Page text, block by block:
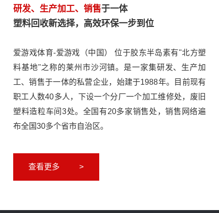
研发、生产加工、销售于一体
塑料回收新选择，高效环保一步到位
爱游戏体育-爱游戏（中国） 位于胶东半岛素有"北方塑
料基地"之称的莱州市沙河镇。是一家集研发、生产加
工、销售于一体的私营企业，始建于1988年。目前现有
职工人数40多人，下设一个分厂一个加工维修处，废旧
塑料造粒车间3处。全国有20多家销售处，销售网络遍
布全国30多个省市自治区。
查看更多 >